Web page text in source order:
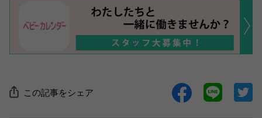
この記事をシェア